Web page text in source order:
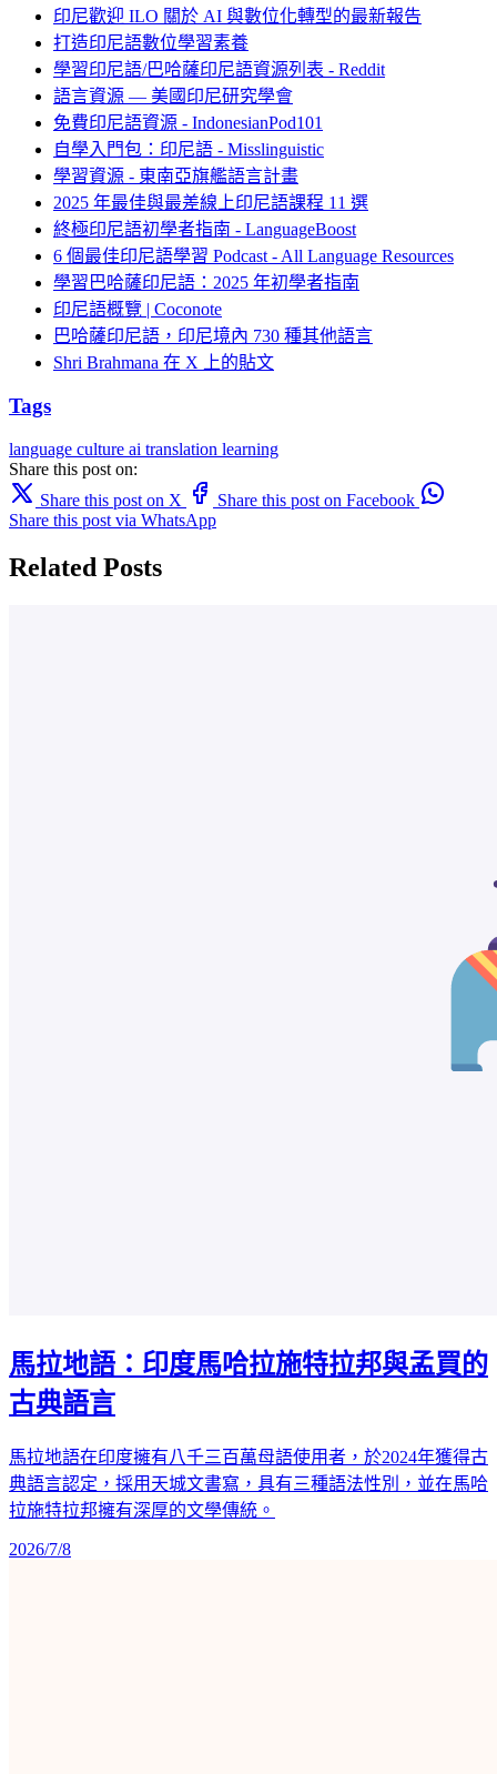
印尼歡迎 ILO 關於 AI 與數位化轉型的最新報告
打造印尼語數位學習素養
學習印尼語/巴哈薩印尼語資源列表 - Reddit
語言資源 — 美國印尼研究學會
免費印尼語資源 - IndonesianPod101
自學入門包：印尼語 - Misslinguistic
學習資源 - 東南亞旗艦語言計畫
2025 年最佳與最差線上印尼語課程 11 選
終極印尼語初學者指南 - LanguageBoost
6 個最佳印尼語學習 Podcast - All Language Resources
學習巴哈薩印尼語：2025 年初學者指南
印尼語概覽 | Coconote
巴哈薩印尼語，印尼境內 730 種其他語言
Shri Brahmana 在 X 上的貼文
Tags
language culture ai translation learning
Share this post on:
Share this post on X
Share this post on Facebook
Share this post via WhatsApp
Related Posts
馬拉地語：印度馬哈拉施特拉邦與孟買的
古典語言
馬拉地語在印度擁有八千三百萬母語使用者，於2024年獲得古
典語言認定，採用天城文書寫，具有三種語法性別，並在馬哈
拉施特拉邦擁有深厚的文學傳統。
2026/7/8